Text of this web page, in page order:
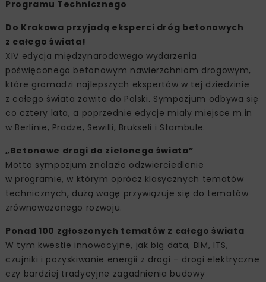
Programu Technicznego
Do Krakowa przyjadą eksperci dróg betonowych
z całego świata!
XIV edycja międzynarodowego wydarzenia
poświęconego betonowym nawierzchniom drogowym,
które gromadzi najlepszych ekspertów w tej dziedzinie
z całego świata zawita do Polski. Sympozjum odbywa się
co cztery lata, a poprzednie edycje miały miejsce m.in
w Berlinie, Pradze, Sewilli, Brukseli i Stambule.
„Betonowe drogi do zielonego świata”
Motto sympozjum znalazło odzwierciedlenie
w programie, w którym oprócz klasycznych tematów
technicznych, dużą wagę przywiązuje się do tematów
zrównoważonego rozwoju.
Ponad 100 zgłoszonych tematów z całego świata
W tym kwestie innowacyjne, jak big data, BIM, ITS,
czujniki i pozyskiwanie energii z drogi – drogi elektryczne
czy bardziej tradycyjne zagadnienia budowy